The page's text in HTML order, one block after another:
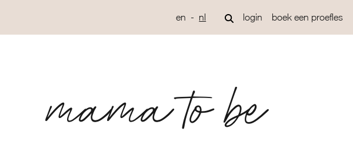
en nl login boek een proefles
mama to be